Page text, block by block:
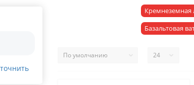
Кремнеземная
Базальтовая